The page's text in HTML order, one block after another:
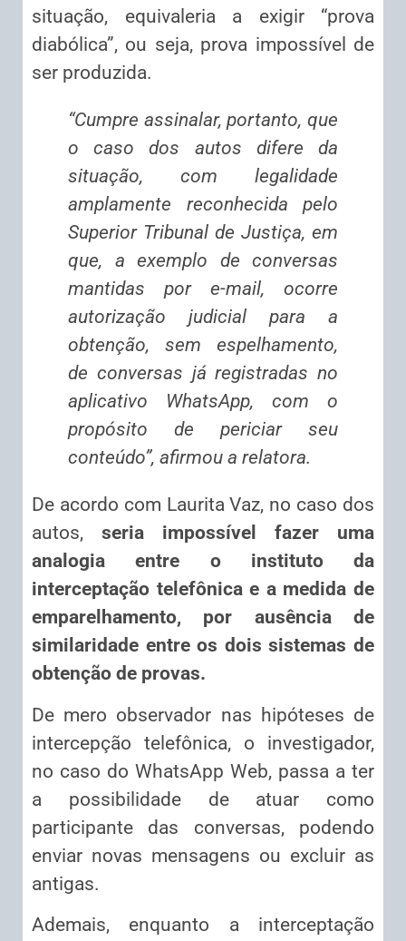
situação, equivaleria a exigir “prova
diabólica”, ou seja, prova impossível de
ser produzida.
“Cumpre assinalar, portanto, que
o caso dos autos difere da
situação, com legalidade
amplamente reconhecida pelo
Superior Tribunal de Justiça, em
que, a exemplo de conversas
mantidas por e-mail, ocorre
autorização judicial para a
obtenção, sem espelhamento,
de conversas já registradas no
aplicativo WhatsApp, com o
propósito de periciar seu
conteúdo”, afirmou a relatora.
De acordo com Laurita Vaz, no caso dos
autos, seria impossível fazer uma
analogia entre o instituto da
interceptação telefônica e a medida de
emparelhamento, por ausência de
similaridade entre os dois sistemas de
obtenção de provas.
De mero observador nas hipóteses de
intercepção telefônica, o investigador,
no caso do WhatsApp Web, passa a ter
a possibilidade de atuar como
participante das conversas, podendo
enviar novas mensagens ou excluir as
antigas.
Ademais, enquanto a interceptação